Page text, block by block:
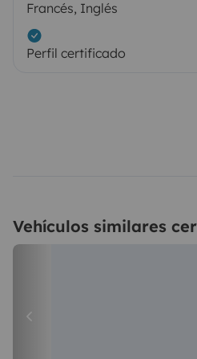
Francés, Inglés
Perfil certificado
Vehículos similares